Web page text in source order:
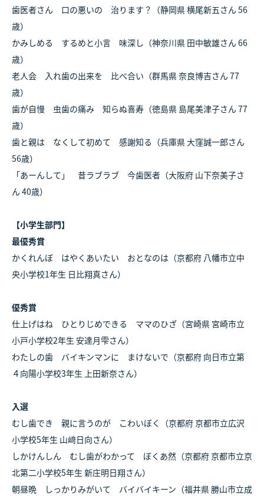
歯医者さん 口の悪いの 治ります？（静岡県 横尾新五さん 56
歳）
かみしめる するめと小言 味深し（神奈川県 田中敏雄さん 66
歳）
老人会 入れ歯の出来を 比べ合い（群馬県 奈良博吉さん 77
歳）
歯が自慢 虫歯の痛み 知らぬ喜寿（徳島県 島尾美津子さん 77
歳）
歯と親は なくして初めて 感謝知る（兵庫県 大窪誠一郎さん
56歳）
「あーんして」 昔ラブラブ 今歯医者（大阪府 山下奈美子さ
ん 40歳）
【小学生部門】
最優秀賞
かくれんぼ はやくあいたい おとなのは（京都府 八幡市立中
央小学校1年生 日比翔真さん）
優秀賞
仕上げはね ひとりじめできる ママのひざ（宮崎県 宮崎市立
小戸小学校2年生 安達月雫さん）
わたしの歯 バイキンマンに まけないで（京都府 向日市立第
４向陽小学校3年生 上田新奈さん）
入選
むし歯でき 親に言うのが こわいぼく（京都府 京都市立広沢
小学校5年生 山﨑日向さん）
しかけんしん むし歯がわかって ぼくあ然（京都府 京都市立京
北第二小学校5年生 新庄明日翔さん）
朝昼晩 しっかりみがいて バイバイキーン（福井県 勝山市立成